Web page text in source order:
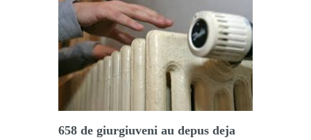
658 de giurgiuveni au depus deja